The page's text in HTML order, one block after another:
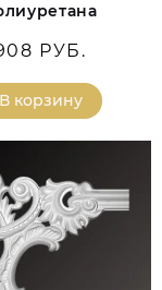
РУБ.
В корзину